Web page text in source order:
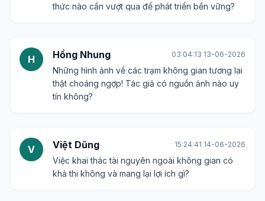
thức nào cần vượt qua để phát triển bền vững?
H Hồng Nhung 03:04:13 13-06-2026
Những hình ảnh về các trạm không gian tương lai
thật choáng ngợp! Tác giả có nguồn ảnh nào uy
tín không?
V Việt Dũng 15:24:41 14-06-2026
Việc khai thác tài nguyên ngoài không gian có
khả thi không và mang lại lợi ích gì?